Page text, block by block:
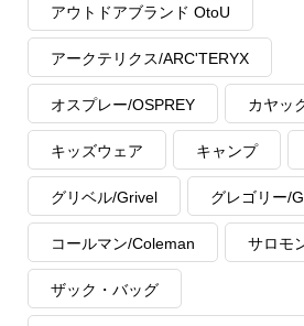
アウトドアブランド OtoU
アークテリクス/ARC'TERYX
オスプレー/OSPREY カヤッ
キッズウェア キャンプ
グリベル/Grivel グレゴリー/
コールマン/Coleman サロモ
ザック・バッグ